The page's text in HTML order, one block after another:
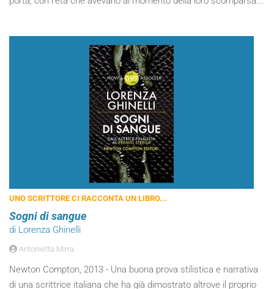
UNO SCRITTORE CI RACCONTA UN LIBRO...
Sogni di sangue
di Lorenza Ghinelli
Antonietta Mirra
Newton Compton, 2013 - Una buona prova stilistica e narrativa
di una scrittrice italiana che ha già dimostrato altrove il proprio